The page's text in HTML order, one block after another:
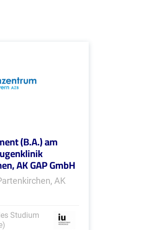
(B.A.) am
AK GAP GmbH
AK
Studium